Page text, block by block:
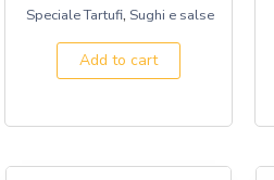
Speciale Tartufi, Sughi e salse
Add to cart